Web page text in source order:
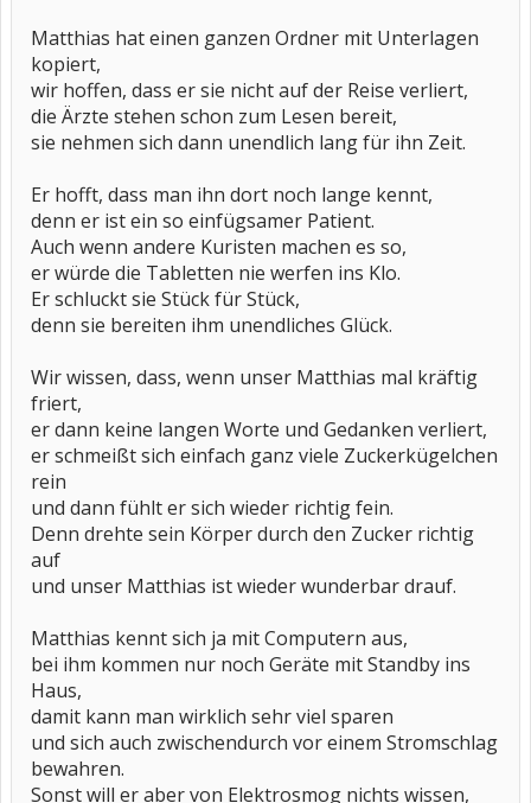
Matthias hat einen ganzen Ordner mit Unterlagen
kopiert,
wir hoffen, dass er sie nicht auf der Reise verliert,
die Ärzte stehen schon zum Lesen bereit,
sie nehmen sich dann unendlich lang für ihn Zeit.
Er hofft, dass man ihn dort noch lange kennt,
denn er ist ein so einfügsamer Patient.
Auch wenn andere Kuristen machen es so,
er würde die Tabletten nie werfen ins Klo.
Er schluckt sie Stück für Stück,
denn sie bereiten ihm unendliches Glück.
Wir wissen, dass, wenn unser Matthias mal kräftig
friert,
er dann keine langen Worte und Gedanken verliert,
er schmeißt sich einfach ganz viele Zuckerkügelchen
rein
und dann fühlt er sich wieder richtig fein.
Denn drehte sein Körper durch den Zucker richtig
auf
und unser Matthias ist wieder wunderbar drauf.
Matthias kennt sich ja mit Computern aus,
bei ihm kommen nur noch Geräte mit Standby ins
Haus,
damit kann man wirklich sehr viel sparen
und sich auch zwischendurch vor einem Stromschlag
bewahren.
Sonst will er aber von Elektrosmog nichts wissen,